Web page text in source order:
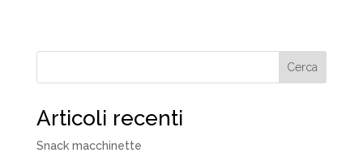
Cerca
Articoli recenti
Snack macchinette